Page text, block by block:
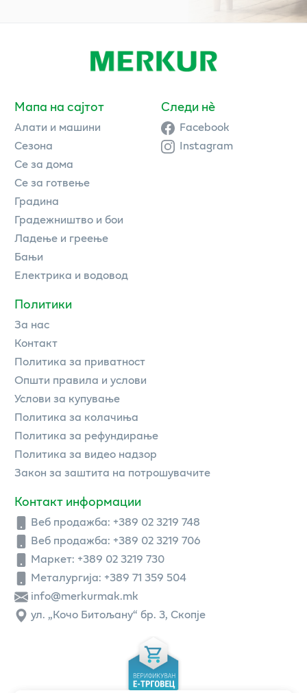
Мапа на сајтот
Алати и машини
Сезона
Се за дома
Се за готвење
Градина
Градежништво и бои
Ладење и греење
Бањи
Електрика и водовод
Политики
За нас
Контакт
Политика за приватност
Општи правила и услови
Услови за купување
Политика за колачиња
Политика за рефундирање
Политика за видео надзор
Закон за заштита на потрошувачите
Контакт информации
Веб продажба: +389 02 3219 748
Веб продажба: +389 02 3219 706
Маркет: +389 02 3219 730
Металургија: +389 71 359 504
info@merkurmak.mk
ул. „Кочо Битољану“ бр. 3, Скопје
Следи нè
Facebook
Instagram